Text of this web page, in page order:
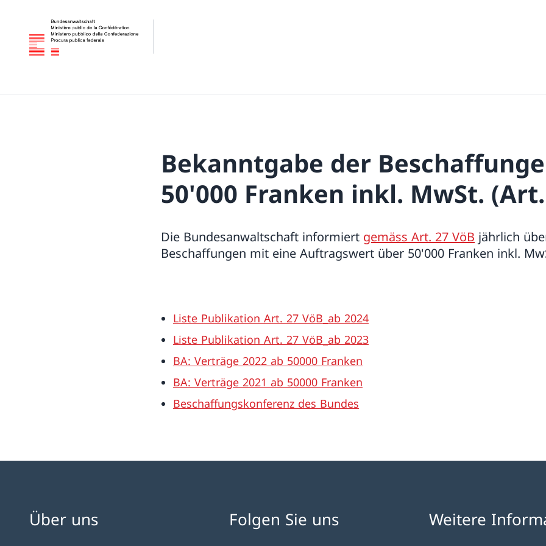
Bekanntgabe der
50'000 Franken inkl. MwSt.
Die Bundesanwaltschaft informiert gemäss Art. 27 VöB jährlich
Beschaffungen mit eine Auftragswert über 50'000 Franken inkl.
Liste Publikation Art. 27 VöB_ab 2024
Liste Publikation Art. 27 VöB_ab 2023
BA: Verträge 2022 ab 50000 Franken
BA: Verträge 2021 ab 50000 Franken
Beschaffungskonferenz des Bundes
Über uns Folgen Sie uns Weitere